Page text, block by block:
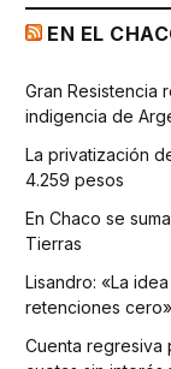
EN EL
Gran Resistencia
indigencia de
La privatización
4.259 pesos
En Chaco se
Tierras
Lisandro: «La
retenciones cero»
Cuenta regresiva